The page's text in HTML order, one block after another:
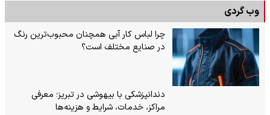
وب گردی
چرا لباس کار آبی همچنان محبوب‌ترین رنگ
در صنایع مختلف است؟
دندانپزشکی با بیهوشی در تبریز؛ معرفی
مراکز، خدمات، شرایط و هزینه‌ها